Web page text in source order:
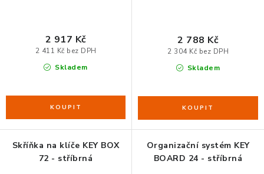
Skladem
2 411 Kč bez DPH
2 917 Kč
Skladem
2 304 Kč bez DPH
2 788 Kč
Skříňka na klíče KEY BOX
72 - stříbrná
Organizační systém KEY
BOARD 24 - stříbrná